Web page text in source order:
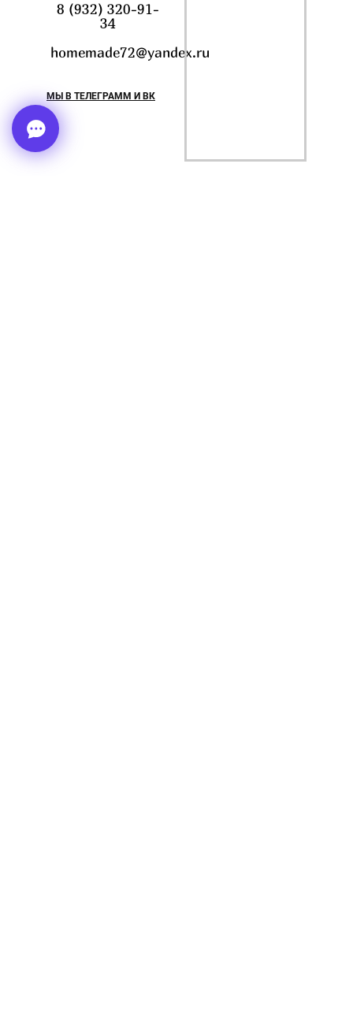
8 (932) 320-91-
34
homemade72@yandex.ru
МЫ В ТЕЛЕГРАММ И ВК